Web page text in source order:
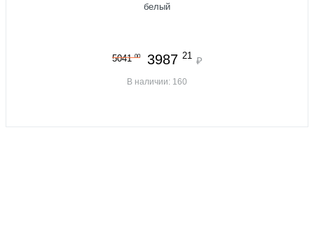
белый
5041 00 3987 21 ₽
В наличии: 160